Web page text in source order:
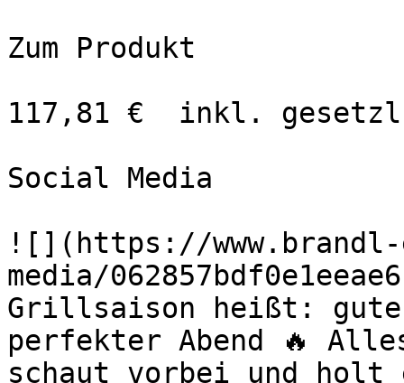
Zum Produkt
117,81 €  inkl.
Social Media
![](https://
media/
Grillsaison heißt:
perfekter Abend 🔥
schaut vorbei und holt